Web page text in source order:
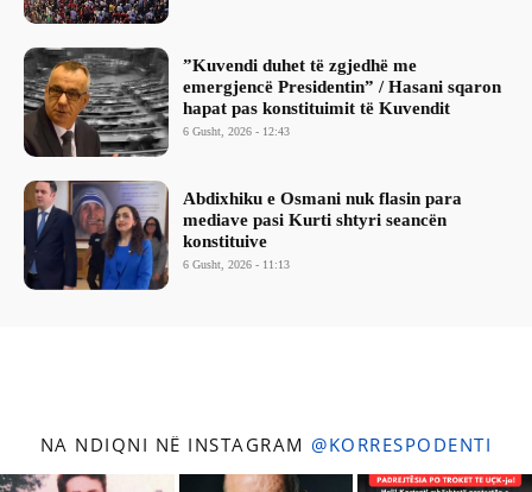
​”Kuvendi duhet të zgjedhë me
emergjencë Presidentin” / Hasani sqaron
hapat pas konstituimit të Kuvendit
6 Gusht, 2026 - 12:43
Abdixhiku e Osmani nuk flasin para
mediave pasi Kurti shtyri seancën
konstituive
6 Gusht, 2026 - 11:13
NA NDIQNI NË INSTAGRAM @KORRESPODENTI